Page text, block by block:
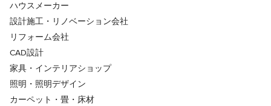
ハウスメーカー
設計施工・リノベーション会社
リフォーム会社
CAD設計
家具・インテリアショップ
照明・照明デザイン
カーペット・畳・床材